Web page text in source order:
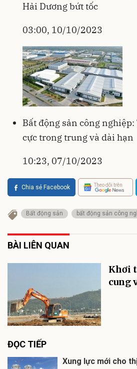
Hải Dương bứt tốc
03:00, 10/10/2023
Bất động sản công
cực trong trung và dài hạn
10:23, 07/10/2023
Chia sẻ Facebook Theo dõi trên
Bất động sản bất động sản công
BÀI LIÊN QUAN
Khơi
cung
ĐỌC TIẾP
Xung lực mới cho